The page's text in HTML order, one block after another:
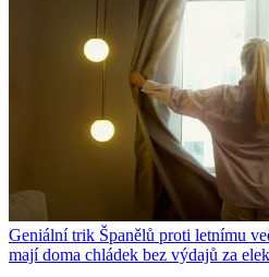
Geniální trik Španělů proti letnímu
mají doma chládek bez výdajů za